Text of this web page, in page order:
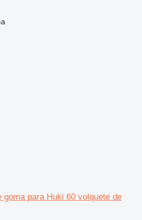
goma para Huki 60 volquete de